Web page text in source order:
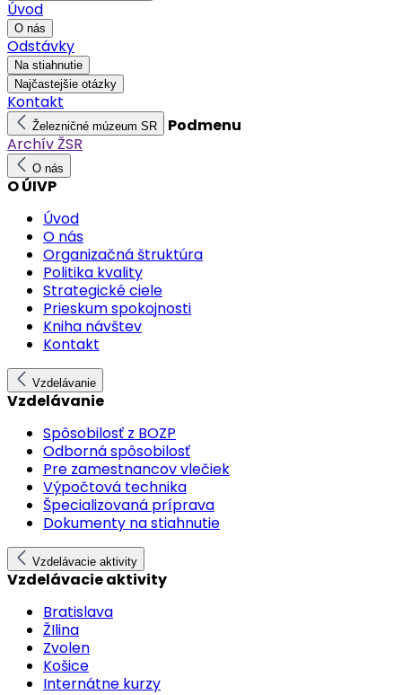
Úvod
O nás
Odstávky
Na stiahnutie
Najčastejšie otázky
Kontakt
Železničné múzeum SR
Podmenu
Archív ŽSR
O nás
O ÚIVP
Úvod
O nás
Organizačná štruktúra
Politika kvality
Strategické ciele
Prieskum spokojnosti
Kniha návštev
Kontakt
Vzdelávanie
Vzdelávanie
Spôsobilosť z BOZP
Odborná spôsobilosť
Pre zamestnancov vlečiek
Výpočtová technika
Špecializovaná príprava
Dokumenty na stiahnutie
Vzdelávacie aktivity
Vzdelávacie aktivity
Bratislava
ŽIlina
Zvolen
Košice
Internátne kurzy